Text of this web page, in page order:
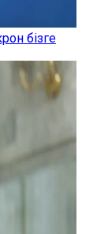
бізге